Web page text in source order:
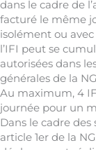
dans le cadre de
facturé le même
isolément ou
l’IFI peut se
autorisées dans
générales de la
Au maximum, 4
journée pour un
Dans le cadre
article 1er de la